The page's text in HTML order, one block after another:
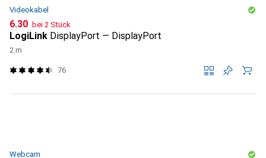
Videokabel
CHF
6.30 bei 2 Stück
LogiLink DisplayPort — DisplayPort
2 m
76
Webcam